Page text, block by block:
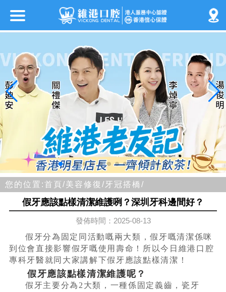
您的位置:首頁/美容修復/ 牙冠搭橋/
假牙應該點樣清潔維護咧？深圳牙科邊間好？
發佈時間：2025-08-13
假牙分為固定同活動嘅兩大類，假牙嘅清潔係咪
到位會直接影響假牙嘅使用壽命！所以今日維港口腔
專科牙醫就同大家講解下假牙應該點樣清潔！
假牙應該點樣清潔維護呢？
假牙主要分為2大類，一種係固定義齒，瓷牙